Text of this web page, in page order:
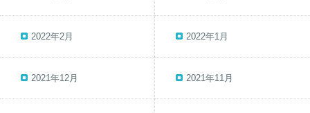
2022年2月 2022年1月
2021年12月 2021年11月